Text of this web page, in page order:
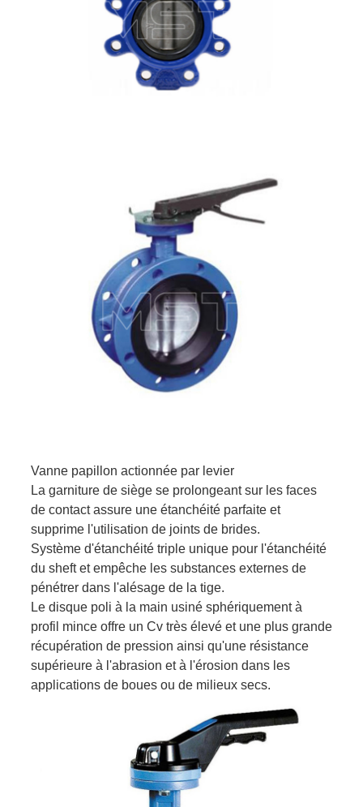
Vanne papillon actionnée par levier
La garniture de siège se prolongeant sur les faces
de contact assure une étanchéité parfaite et
supprime l'utilisation de joints de brides.
Système d'étanchéité triple unique pour l'étanchéité
du sheft et empêche les substances externes de
pénétrer dans l'alésage de la tige.
Le disque poli à la main usiné sphériquement à
profil mince offre un Cv très élevé et une plus grande
récupération de pression ainsi qu'une résistance
supérieure à l'abrasion et à l'érosion dans les
applications de boues ou de milieux secs.